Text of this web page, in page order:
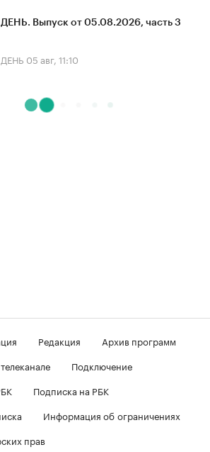
ДЕНЬ. Выпуск от 05.08.2026, часть 3
ДЕНЬ 05 авг, 11:10
Редакция
Архив программ
Подключение
Подписка на РБК
Информация об ограничениях
прав